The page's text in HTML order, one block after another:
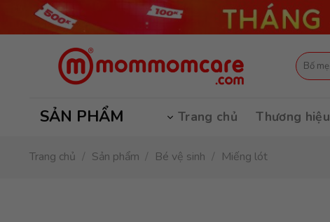
Tìm
kiếm:
SẢN PHẨM Trang chủ Thương hiệu
Trang chủ / Sản phẩm / Bé vệ sinh / Miếng lót